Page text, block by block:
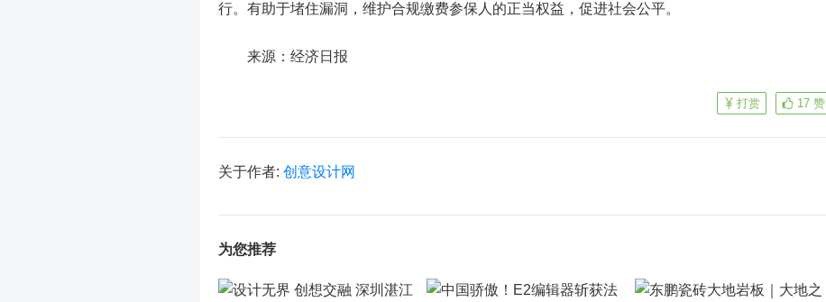
行。有助于堵住漏洞，维护合规缴费参保人的正当权益，促进社会公平。
来源：经济日报
17 赞
打赏
关于作者: 创意设计网
为您推荐